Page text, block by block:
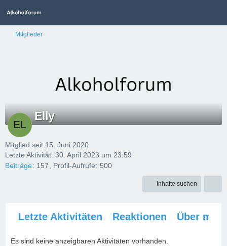
Mitglieder
Elly
Mitglied seit 15. Juni 2020
Letzte Aktivität: 30. April 2023 um 23:59
Beiträge
157 Profil-Aufrufe 500
Inhalte suchen
Letzte Aktivitäten Reaktionen Über mich
Es sind keine anzeigbaren Aktivitäten vorhanden.